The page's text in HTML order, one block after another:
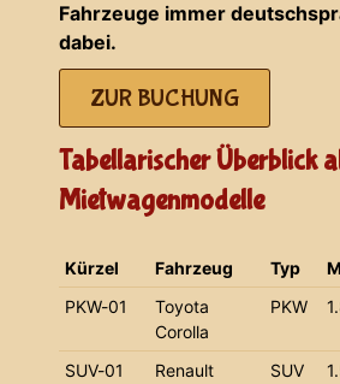
Fahrzeuge immer
dabei.
ZUR BUCHUNG
Tabellarischer Überblick
Mietwagenmodelle
Kürzel Fahrzeug Typ
PKW-01
Toyota
Corolla
PKW
SUV-01
Renault
SUV